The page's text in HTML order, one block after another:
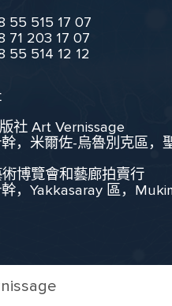
55 515 17 07
71 203 17 07
55 514 12 12
社 Art Vernissage
，米爾佐-烏魯別克區，
術博覽會和藝廊拍賣行
，Yakkasaray 區，